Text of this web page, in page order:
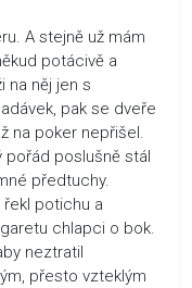
A stejně už mám
potácivě a
na něj jen s
pak se dveře
na poker nepřišel.
pořád poslušně stál
předtuchy.
řekl potichu a
chlapci o bok.
neztratil
přesto vzteklým